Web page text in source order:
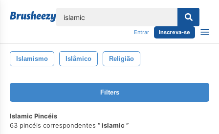
Entrar Inscreva-se
Islamismo Islâmico Religião
Filters
Islamic Pincéis
63 pincéis correspondentes
islamic